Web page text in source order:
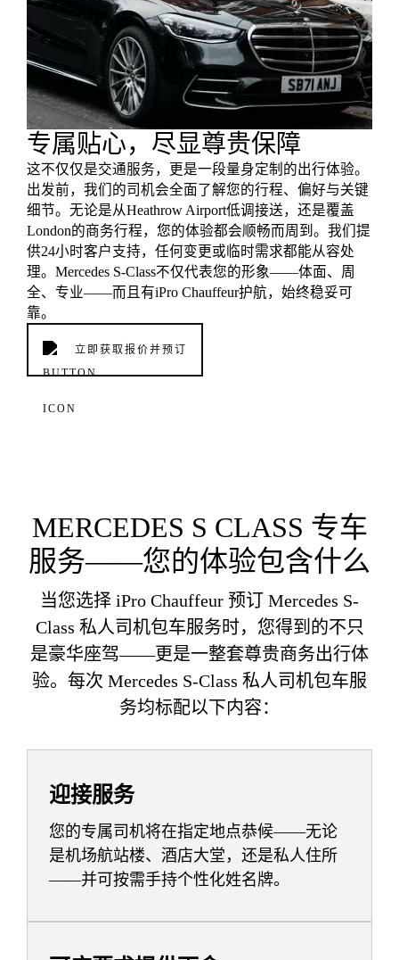
专属贴心，尽显尊贵保障
这不仅仅是交通服务，更是一段量身定制的出行体验。
出发前，我们的司机会全面了解您的行程、偏好与关键
细节。无论是从Heathrow Airport低调接送，还是覆盖
London的商务行程，您的体验都会顺畅而周到。我们提
供24小时客户支持，任何变更或临时需求都能从容处
理。Mercedes S-Class不仅代表您的形象——体面、周
全、专业——而且有iPro Chauffeur护航，始终稳妥可
靠。
立即获取报价并预订
MERCEDES S CLASS 专车
服务——您的体验包含什么
当您选择 iPro Chauffeur 预订 Mercedes S-
Class 私人司机包车服务时，您得到的不只
是豪华座驾——更是一整套尊贵商务出行体
验。每次 Mercedes S-Class 私人司机包车服
务均标配以下内容：
迎接服务
您的专属司机将在指定地点恭候——无论
是机场航站楼、酒店大堂，还是私人住所
——并可按需手持个性化姓名牌。